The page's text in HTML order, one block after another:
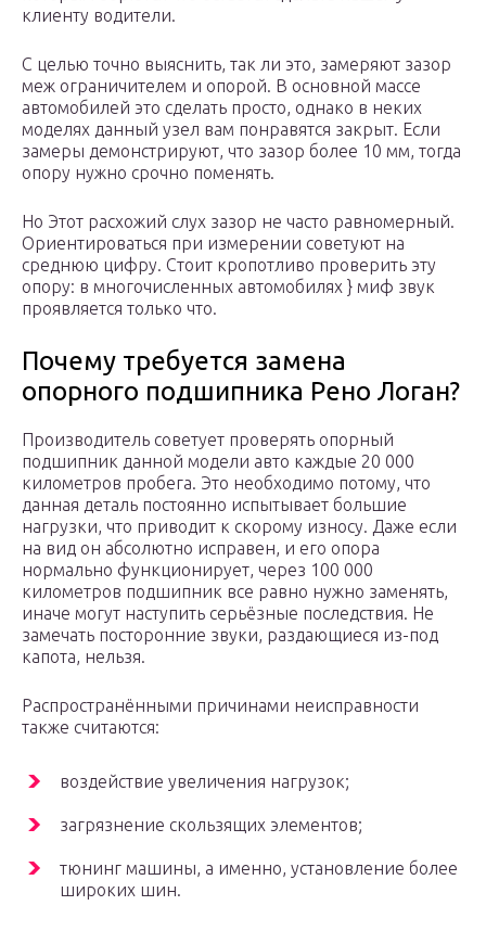
клиенту водители.
С целью точно выяснить, так ли это, замеряют зазор
меж ограничителем и опорой. В основной массе
автомобилей это сделать просто, однако в неких
моделях данный узел вам понравятся закрыт. Если
замеры демонстрируют, что зазор более 10 мм, тогда
опору нужно срочно поменять.
Но Этот расхожий слух зазор не часто равномерный.
Ориентироваться при измерении советуют на
среднюю цифру. Стоит кропотливо проверить эту
опору: в многочисленных автомобилях } миф звук
проявляется только что.
Почему требуется замена
опорного подшипника Рено Логан?
Производитель советует проверять опорный
подшипник данной модели авто каждые 20 000
километров пробега. Это необходимо потому, что
данная деталь постоянно испытывает большие
нагрузки, что приводит к скорому износу. Даже если
на вид он абсолютно исправен, и его опора
нормально функционирует, через 100 000
километров подшипник все равно нужно заменять,
иначе могут наступить серьёзные последствия. Не
замечать посторонние звуки, раздающиеся из-под
капота, нельзя.
Распространёнными причинами неисправности
также считаются:
воздействие увеличения нагрузок;
загрязнение скользящих элементов;
тюнинг машины, а именно, установление более
широких шин.